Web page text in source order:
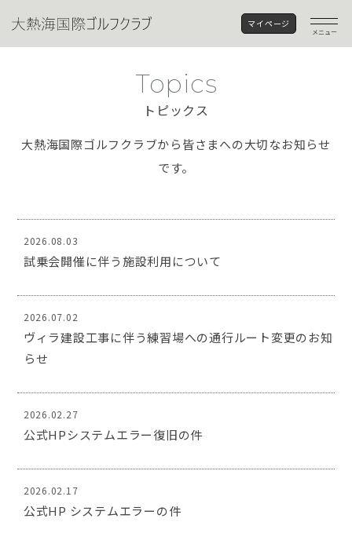
メニュー
マイページ
Topics
トピックス
大熱海国際ゴルフクラブから皆さまへの大切なお知らせ
です。
2026.08.03
試乗会開催に伴う施設利用について
2026.07.02
ヴィラ建設工事に伴う練習場への通行ルート変更のお知
らせ
2026.02.27
公式HPシステムエラー復旧の件
2026.02.17
公式HP システムエラーの件